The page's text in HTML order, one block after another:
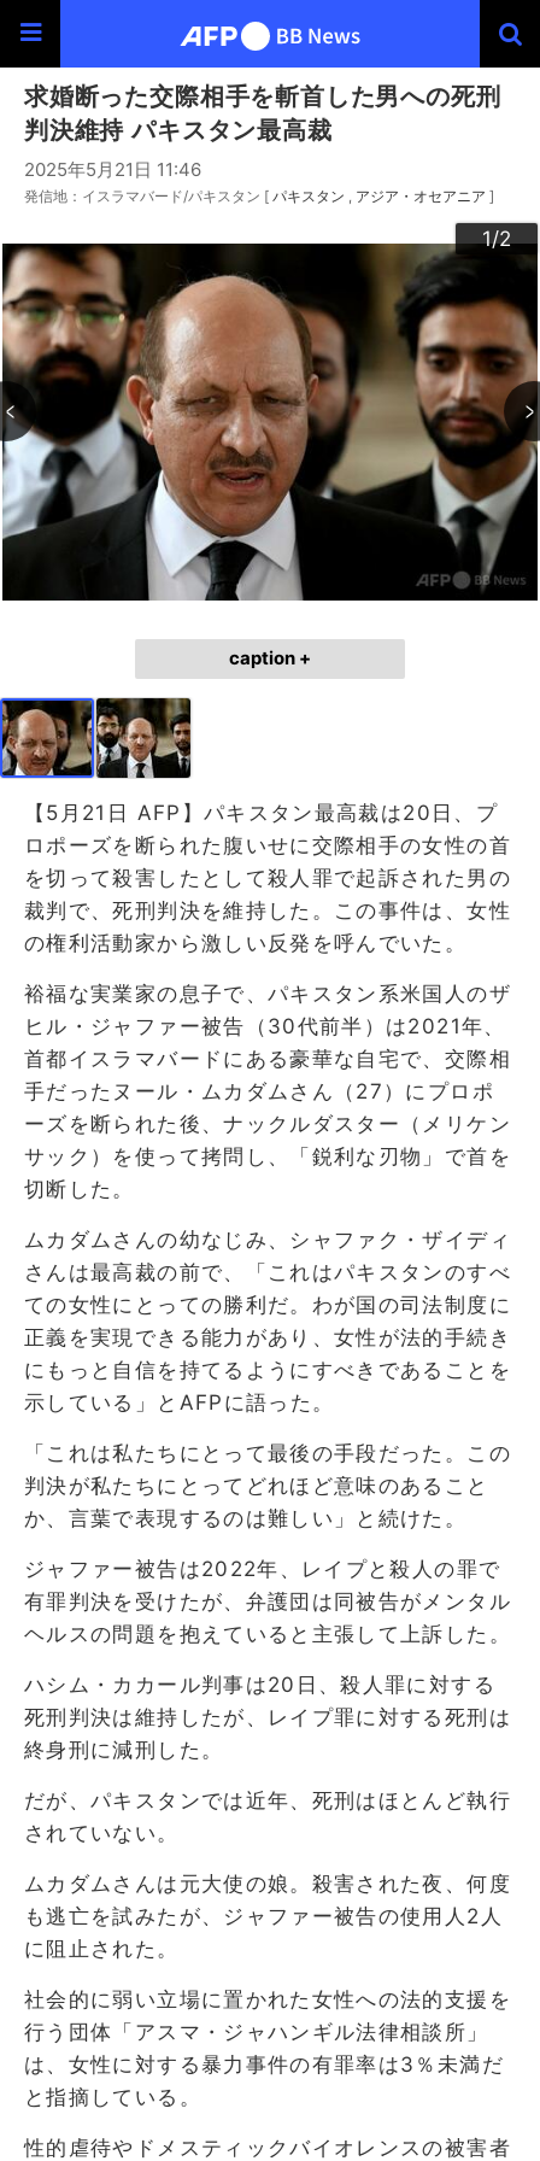
求婚断った交際相手を斬首した男への死刑
判決維持 パキスタン最高裁
2025年5月21日 11:46
発信地：イスラマバード/パキスタン [ パキスタン アジア・オセアニア ]
1/2
2/2
caption +
【5月21日 AFP】パキスタン最高裁は20日、プ
ロポーズを断られた腹いせに交際相手の女性の首
を切って殺害したとして殺人罪で起訴された男の
裁判で、死刑判決を維持した。この事件は、女性
の権利活動家から激しい反発を呼んでいた。
裕福な実業家の息子で、パキスタン系米国人のザ
ヒル・ジャファー被告（30代前半）は2021年、
首都イスラマバードにある豪華な自宅で、交際相
手だったヌール・ムカダムさん（27）にプロポ
ーズを断られた後、ナックルダスター（メリケン
サック）を使って拷問し、「鋭利な刃物」で首を
切断した。
ムカダムさんの幼なじみ、シャファク・ザイディ
さんは最高裁の前で、「これはパキスタンのすべ
ての女性にとっての勝利だ。わが国の司法制度に
正義を実現できる能力があり、女性が法的手続き
にもっと自信を持てるようにすべきであることを
示している」とAFPに語った。
「これは私たちにとって最後の手段だった。この
判決が私たちにとってどれほど意味のあること
か、言葉で表現するのは難しい」と続けた。
ジャファー被告は2022年、レイプと殺人の罪で
有罪判決を受けたが、弁護団は同被告がメンタル
ヘルスの問題を抱えていると主張して上訴した。
ハシム・カカール判事は20日、殺人罪に対する
死刑判決は維持したが、レイプ罪に対する死刑は
終身刑に減刑した。
だが、パキスタンでは近年、死刑はほとんど執行
されていない。
ムカダムさんは元大使の娘。殺害された夜、何度
も逃亡を試みたが、ジャファー被告の使用人2人
に阻止された。
社会的に弱い立場に置かれた女性への法的支援を
行う団体「アスマ・ジャハンギル法律相談所」
は、女性に対する暴力事件の有罪率は3％未満だ
と指摘している。
性的虐待やドメスティックバイオレンスの被害者